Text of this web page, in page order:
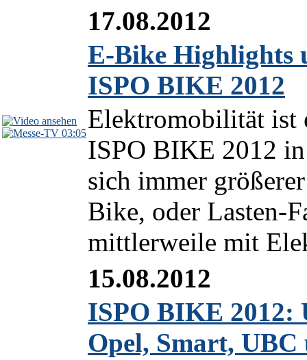
03:05
17.08.2012
E-Bike Highlights
ISPO BIKE 2012
Elektromobilität ist
ISPO BIKE 2012
sich immer
Bike, oder Lasten-
mittlerweile mit
15.08.2012
ISPO BIKE 2012:
Opel, Smart,